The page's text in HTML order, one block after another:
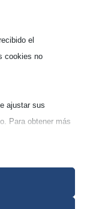
el
cookies no
ajustar sus
Para obtener más